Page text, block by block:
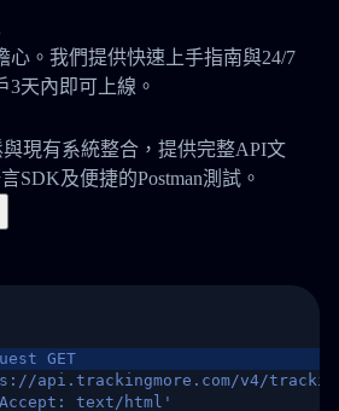
心。我們提供快速上手指南與24/7
3天內即可上線。
與現有系統整合，提供完整API文
SDK及便捷的Postman測試。
GET
api.trackingmore.com/v4/trackings/
text/html'